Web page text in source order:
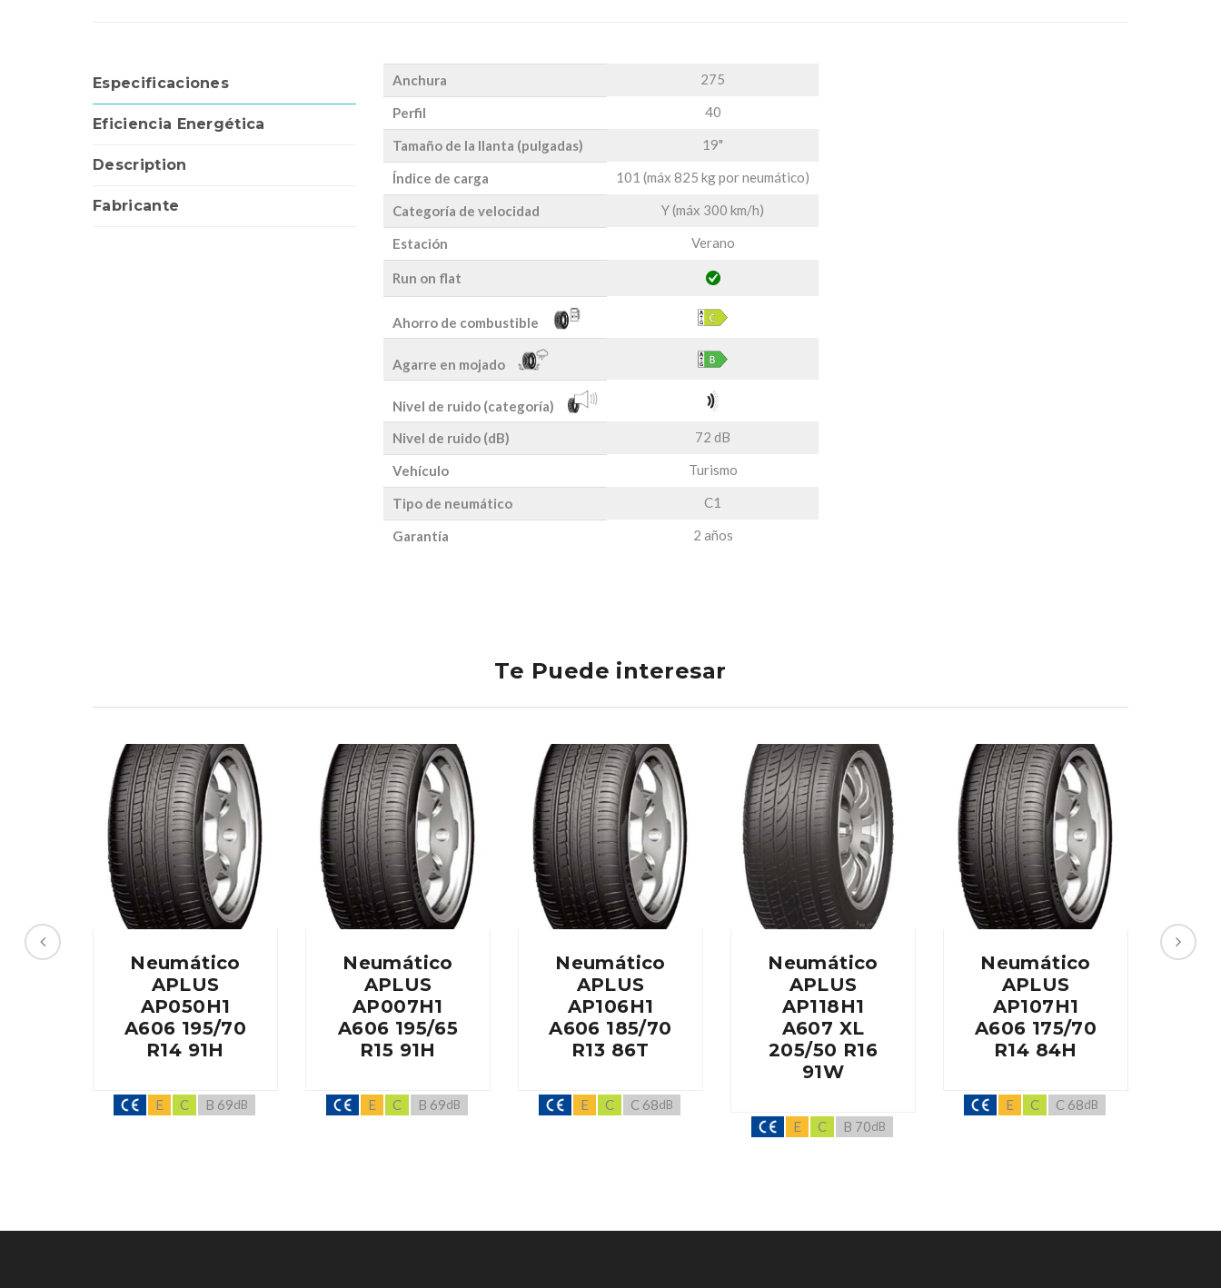
Especificaciones
Eficiencia Energética
Description
Fabricante
Anchura 275
Perfil 40
Tamaño de la llanta (pulgadas) 19"
Índice de carga 101 (máx 825 kg por neumático)
Categoría de velocidad Y (máx 300 km/h)
Estación Verano
Run on flat
Ahorro de combustible
Agarre en mojado
Nivel de ruido (categoría)
Nivel de ruido (dB)
72 dB
Vehículo Turismo
Tipo de neumático C1
Garantía 2 años
Te Puede interesar
Neumático
APLUS
AP050H1
A606 195/70
R14 91H
E C B 69dB
Neumático
APLUS
AP007H1
A606 195/65
R15 91H
E C B 69dB
Neumático
APLUS
AP106H1
A606 185/70
R13 86T
E C C 68dB
Neumático
APLUS
AP118H1
A607 XL
205/50 R16
91W
E C B 70dB
Neumático
APLUS
AP107H1
A606 175/70
R14 84H
E C C 68dB